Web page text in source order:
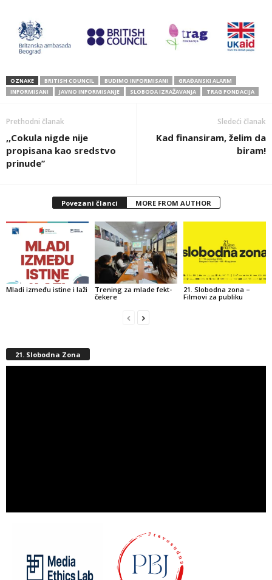
OZNAKE BRITISH COUNCIL BUDIMO INFORMISANI
GRAĐANSKI ALARM
INFORMISANI
JAVNO INFORMISANJE SLOBODA IZRAŽAVANJA TRAG FONDACIJA
Prethodni članak
,,Cokula nigde nije
propisana kao sredstvo
prinude’’
Sledeći članak
Kad finansiram, želim da
biram!
Povezani članci MORE FROM AUTHOR
Mladi između istine i laži
Trening za mlade fekt-
čekere
21. Slobodna zona –
Filmovi za publiku
21. Slobodna Zona